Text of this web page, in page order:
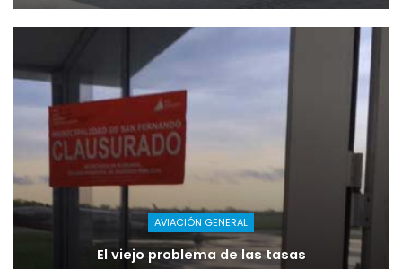
AVIACIÓN GENERAL
El viejo problema de las tasas